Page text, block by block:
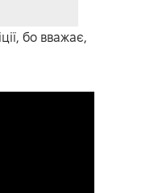
бо вважає,